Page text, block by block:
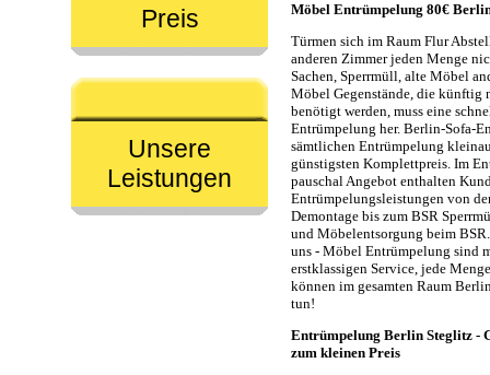
Preis
Unsere
Leistungen
Möbel Entrümpelung 80€
Türmen sich im Raum Flur
anderen Zimmer jeden Menge
Sachen, Sperrmüll, alte Möbel
Möbel Gegenstände, die künftig
benötigt werden, muss eine
Entrümpelung her. Berlin-Sofa-
sämtlichen Entrümpelung
günstigsten Komplettpreis. Im
pauschal Angebot enthalten
Entrümpelungsleistungen von
Demontage bis zum BSR
und Möbelentsorgung beim
uns - Möbel Entrümpelung sind
erstklassigen Service, jede
können im gesamten Raum
tun!
Entrümpelung Berlin Steglitz -
zum kleinen Preis